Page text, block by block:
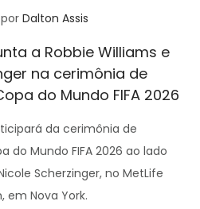
por Dalton Assis
a Robbie Williams e
na cerimônia de
do Mundo FIFA 2026
da cerimônia de
do Mundo FIFA 2026 ao lado
Scherzinger, no MetLife
em Nova York.